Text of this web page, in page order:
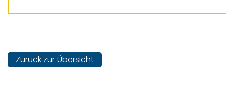
Zurück zur Übersicht